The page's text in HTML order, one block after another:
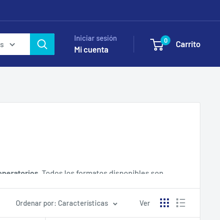
Iniciar sesión
Mi cuenta
0 Carrito
. Todos los formatos disponibles son
y 20x25 cm. Todos vienen en presentación
Ordenar por: Características Ver